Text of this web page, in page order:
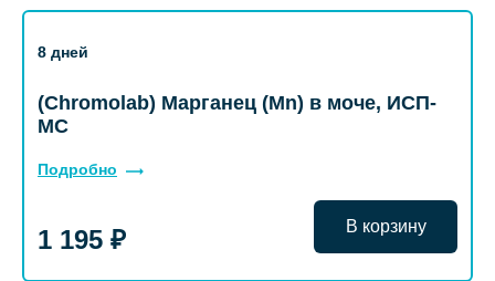
8 дней
(Chromolab) Марганец (Mn) в моче, ИСП-
МС
Подробно
1 195 ₽ В корзину